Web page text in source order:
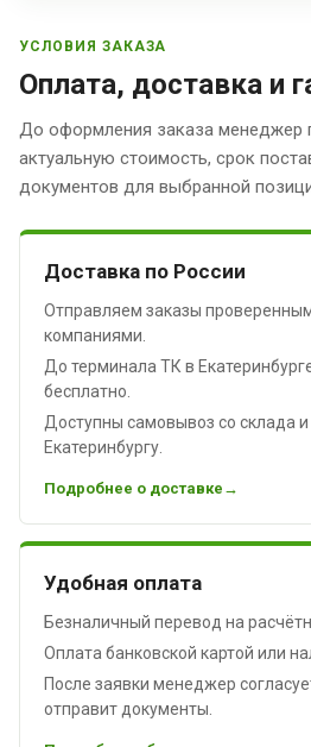
УСЛОВИЯ ЗАКАЗА
Оплата, доставка и
До оформления заказа менеджер
актуальную стоимость, срок
документов для выбранной
Доставка по России
Отправляем заказы
компаниями.
До терминала ТК в
бесплатно.
Доступны самовывоз со склада и
Екатеринбургу.
Подробнее о доставке
Удобная оплата
Безналичный перевод на
Оплата банковской картой или
После заявки менеджер
отправит документы.